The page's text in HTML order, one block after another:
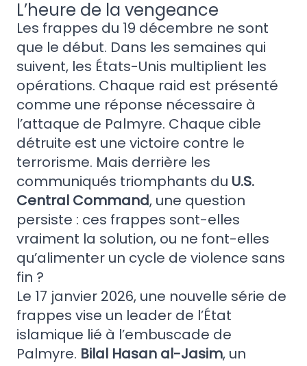
L’heure de la vengeance
Les frappes du 19 décembre ne sont
que le début. Dans les semaines qui
suivent, les États-Unis multiplient les
opérations. Chaque raid est présenté
comme une réponse nécessaire à
l’attaque de Palmyre. Chaque cible
détruite est une victoire contre le
terrorisme. Mais derrière les
communiqués triomphants du U.S.
Central Command, une question
persiste : ces frappes sont-elles
vraiment la solution, ou ne font-elles
qu’alimenter un cycle de violence sans
fin ?
Le 17 janvier 2026, une nouvelle série de
frappes vise un leader de l’État
islamique lié à l’embuscade de
Palmyre. Bilal Hasan al-Jasim, un